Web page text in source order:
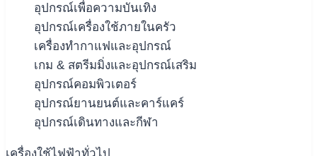
อุปกรณ์เพื่อความบันเทิง
อุปกรณ์เครื่องใช้ภายในครัว
เครื่องทำกาแฟและอุปกรณ์
เกม & สตรีมมิ่งและอุปกรณ์เสริม
อุปกรณ์คอมพิวเตอร์
อุปกรณ์ยานยนต์และคาร์แคร์
อุปกรณ์เดินทางและกีฬา
เครื่องใช้ไฟฟ้าทั่วไป